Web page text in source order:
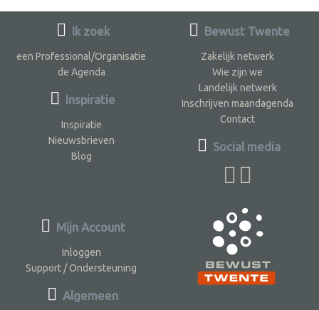
Ik zoek
een Professional/Organisatie
de Agenda
Inspiratie
Inspiratie
Nieuwsbrieven
Blog
Bewust Twente
Zakelijk netwerk
Wie zijn we
Landelijk netwerk
Inschrijven maandagenda
Contact
Social media
Mijn Account
Inloggen
Support / Ondersteuning
Algemeen